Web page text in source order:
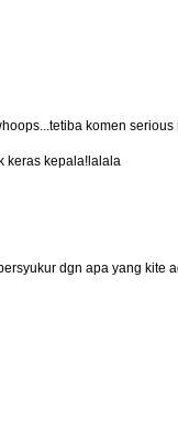
komen serious
keras kepala!lalala
dgn apa yang kite